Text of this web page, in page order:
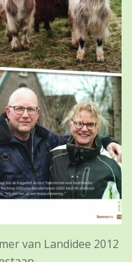
van Landidee 2012